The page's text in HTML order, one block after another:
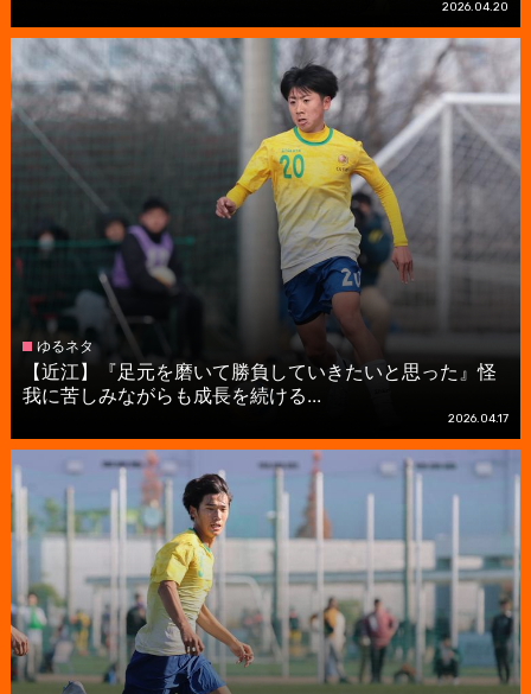
2026.04.20
ゆるネタ
【近江】『足元を磨いて勝負していきたいと思った』怪
我に苦しみながらも成長を続ける...
2026.04.17